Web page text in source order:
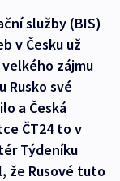
služby (BIS)
v Česku už
zájmu
Rusko své
a Česká
ČT24 to v
Týdeníku
že Rusové tuto